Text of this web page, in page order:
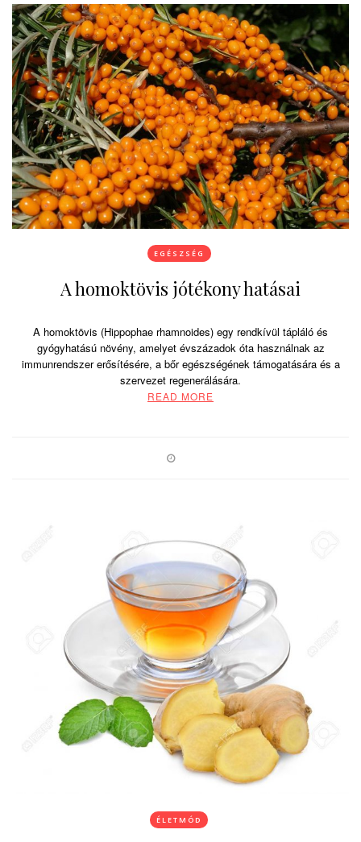
EGÉSZSÉG
A homoktövis jótékony hatásai
A homoktövis (Hippophae rhamnoides) egy rendkívül tápláló és
gyógyhatású növény, amelyet évszázadok óta használnak az
immunrendszer erősítésére, a bőr egészségének támogatására és a
szervezet regenerálására.
READ MORE
ÉLETMÓD